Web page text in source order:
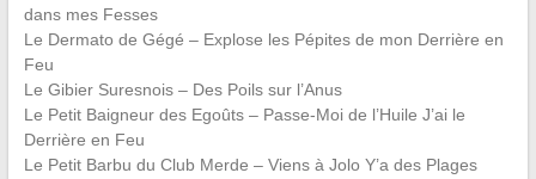
dans mes Fesses
Le Dermato de Gégé – Explose les Pépites de mon Derrière en
Feu
Le Gibier Suresnois – Des Poils sur l’Anus
Le Petit Baigneur des Egoûts – Passe-Moi de l’Huile J’ai le
Derrière en Feu
Le Petit Barbu du Club Merde – Viens à Jolo Y’a des Plages